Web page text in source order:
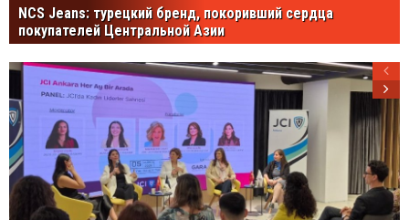
NCS Jeans: турецкий бренд, покоривший сердца
покупателей Центральной Азии